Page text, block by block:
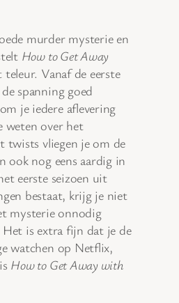
murder mysterie en
How to Get Away
Vanaf de eerste
spanning goed
je iedere aflevering
weten over het
twists vliegen je om de
ook nog eens aardig in
eerste seizoen uit
bestaat, krijg je niet
mysterie onnodig
is extra fijn dat je de
watchen op Netflix,
How to Get Away with